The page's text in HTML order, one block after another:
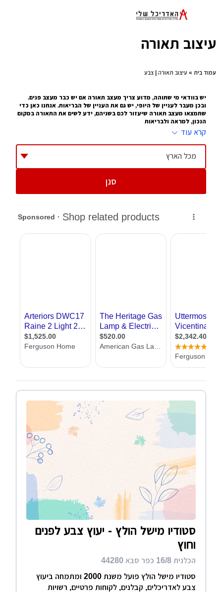
תאורה
» עיצוב תאורה | צבע
בוודאי מי שתוהה, מדוע צריך מעצב תאורה אם יש כבר מעצב פנים.
מעבר לעניין של היופי, יש גם את העניין של הבריאות. אנחנו כאן כדי
מעצב תאורה שיעזור לכם בשניהם, ידע לשים את התאורה במקום
למראה ולבריאות
או נמצא בבית, קורא או מסתכל על טלוויזיה כמה שעות ביום , יודע איזו
יש לתאורה על העיניים שלו. זו הסיבה שמתוך
תאורה, מעצב שמציע היכן לשים את התאורה, באיזו כמות ובאיזו צורה.
שלו על הבית יכולה להיות עצומה
תוודאו שהתאורה נמצאת במקום שילד לא יכול להגיע אליה
תוודאו שיש תאורה מספקת לקריאה ליד השולחן וליד המיטה
עוד
מכל הארץ
סטודיו מישל הולץ - יעוץ צבע לפנים
הכלנית 16/8 כפר סבא 44280
סטודיו מישל הולץ פועל משנת 2000 ומתמחה ביעוץ
צבע לאדריכלים, קבלנים, לקוחות פרטיים, רשויות